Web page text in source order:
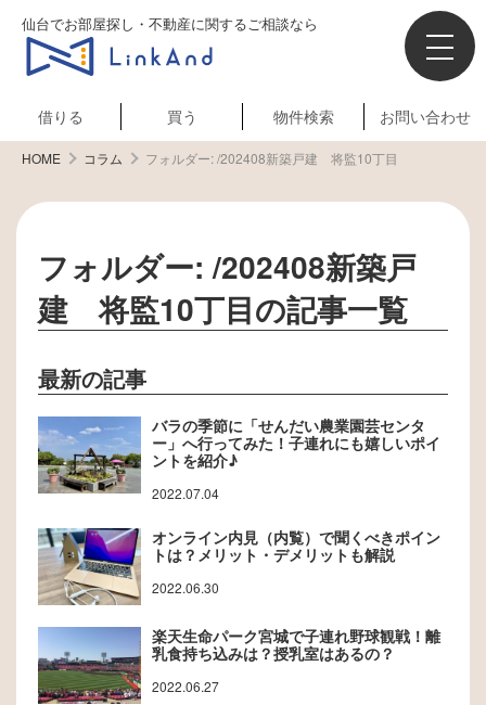
仙台でお部屋探し・不動産に関するご相談なら
借りる 買う 物件検索 お問い合わせ
HOME コラム フォルダー:/202408新築戸建 将監10丁目
フォルダー:/202408新築戸
建 将監10丁目の記事一覧
最新の記事
バラの季節に「せんだい農業園芸センタ
ー」へ行ってみた！子連れにも嬉しいポイ
ントを紹介♪
2022.07.04
オンライン内見（内覧）で聞くべきポイン
トは？メリット・デメリットも解説
2022.06.30
楽天生命パーク宮城で子連れ野球観戦！離
乳食持ち込みは？授乳室はあるの？
2022.06.27